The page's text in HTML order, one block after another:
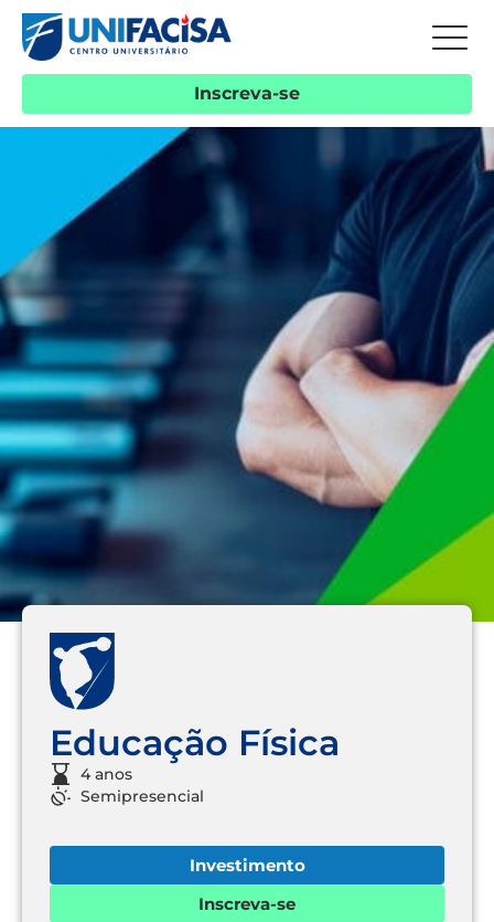
Inscreva-se
Educação Física
4 anos
Semipresencial
Investimento
Inscreva-se